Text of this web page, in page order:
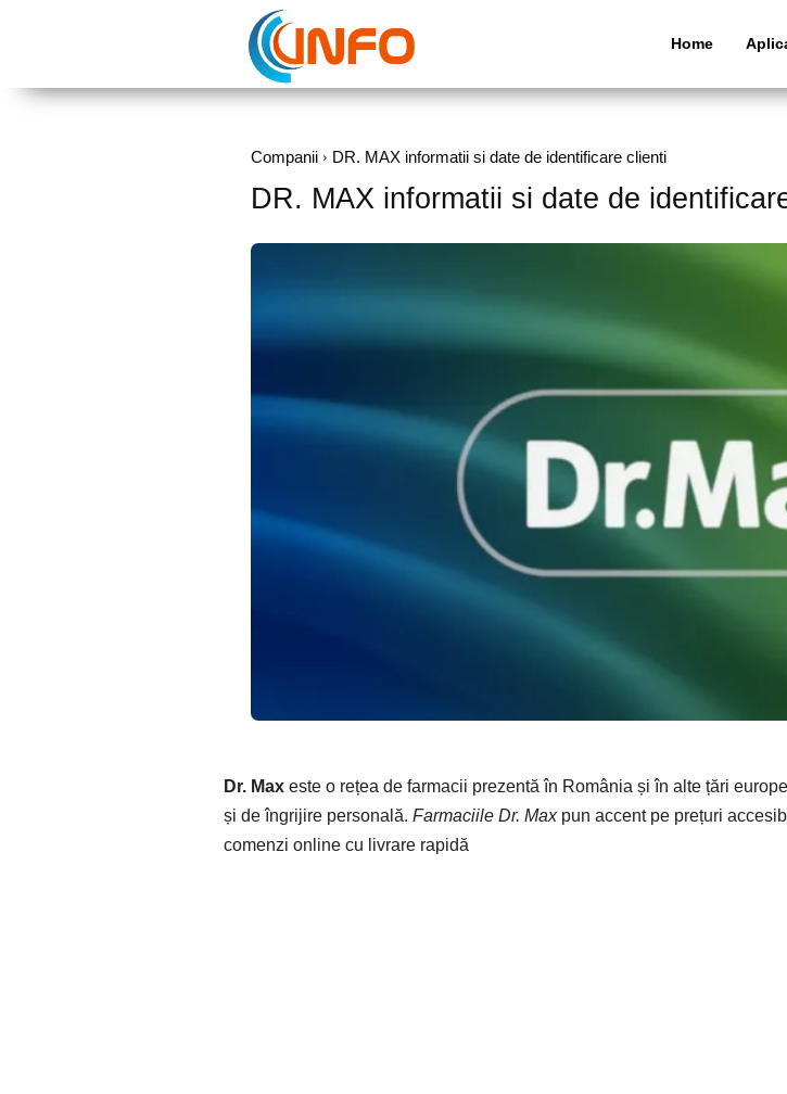
Home
Companii DR. MAX informatii si date de identificare clienti
DR. MAX informatii si date de
Dr. Max este o rețea de farmacii prezentă în România și în alte țări
și de îngrijire personală. Farmaciile Dr. Maxpun accent pe prețuri
comenzi online cu livrare rapidă